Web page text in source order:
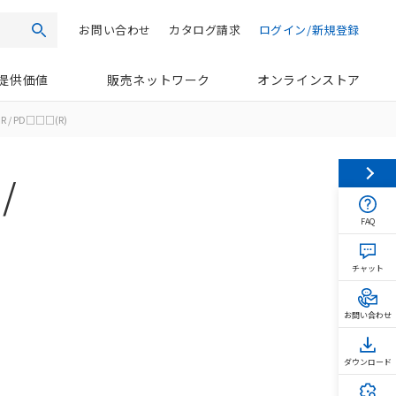
検索 ログイン/新規登録
カタログ請求
お問い合わせ
供価値 販売ネットワーク オンラインストア
/ PD□□□(R)
FAQ
チャット
お問い合わせ
ダウンロード